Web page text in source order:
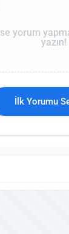
yorum
yazın!
İlk Yorumu